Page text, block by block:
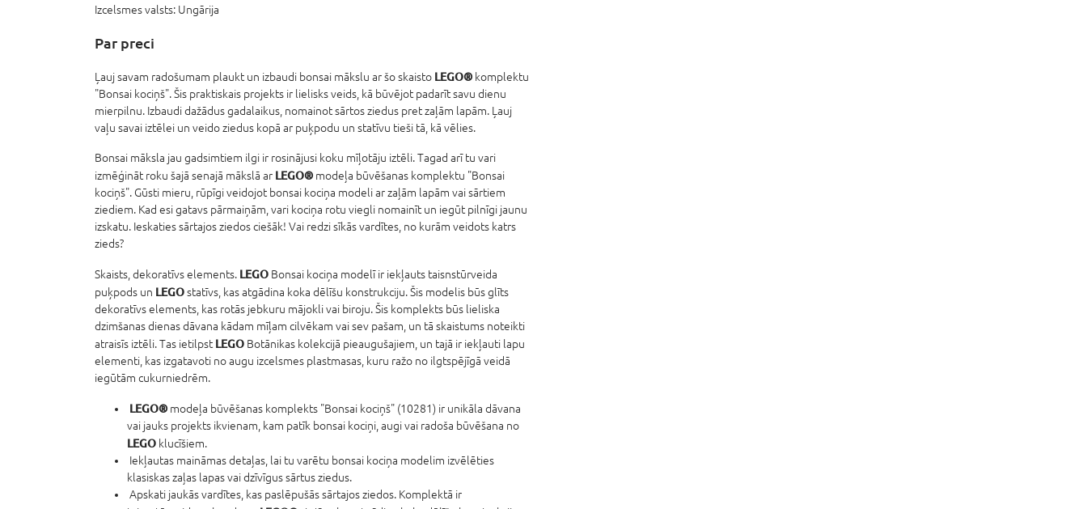
Izcelsmes valsts: Ungārija
Par preci
Ļauj savam radošumam plaukt un izbaudi bonsai mākslu ar šo skaisto LEGO® komplektu
"Bonsai kociņš". Šis praktiskais projekts ir lielisks veids, kā būvējot padarīt savu dienu
mierpilnu. Izbaudi dažādus gadalaikus, nomainot sārtos ziedus pret zaļām lapām. Ļauj
vaļu savai iztēlei un veido ziedus kopā ar puķpodu un statīvu tieši tā, kā vēlies.
Bonsai māksla jau gadsimtiem ilgi ir rosinājusi koku mīļotāju iztēli. Tagad arī tu vari
izmēģināt roku šajā senajā mākslā ar LEGO® modeļa būvēšanas komplektu "Bonsai
kociņš". Gūsti mieru, rūpīgi veidojot bonsai kociņa modeli ar zaļām lapām vai sārtiem
ziediem. Kad esi gatavs pārmaiņām, vari kociņa rotu viegli nomainīt un iegūt pilnīgi jaunu
izskatu. Ieskaties sārtajos ziedos ciešāk! Vai redzi sīkās vardītes, no kurām veidots katrs
zieds?
Skaists, dekoratīvs elements. LEGO Bonsai kociņa modelī ir iekļauts taisnstūrveida
puķpods un LEGOstatīvs, kas atgādina koka dēlīšu konstrukciju. Šis modelis būs glīts
dekoratīvs elements, kas rotās jebkuru mājokli vai biroju. Šis komplekts būs lieliska
dzimšanas dienas dāvana kādam mīļam cilvēkam vai sev pašam, un tā skaistums noteikti
atraisīs iztēli. Tas ietilpst LEGO Botānikas kolekcijā pieaugušajiem, un tajā ir iekļauti lapu
elementi, kas izgatavoti no augu izcelsmes plastmasas, kuru ražo no ilgtspējīgā veidā
iegūtām cukurniedrēm.
LEGO® modeļa būvēšanas komplekts "Bonsai kociņš" (10281) ir unikāla dāvana
vai jauks projekts ikvienam, kam patīk bonsai kociņi, augi vai radoša būvēšana no
LEGO klucīšiem.
Iekļautas maināmas detaļas, lai tu varētu bonsai kociņa modelim izvēlēties
klasiskas zaļas lapas vai dzīvīgus sārtus ziedus.
Apskati jaukās vardītes, kas paslēpušās sārtajos ziedos. Komplektā ir